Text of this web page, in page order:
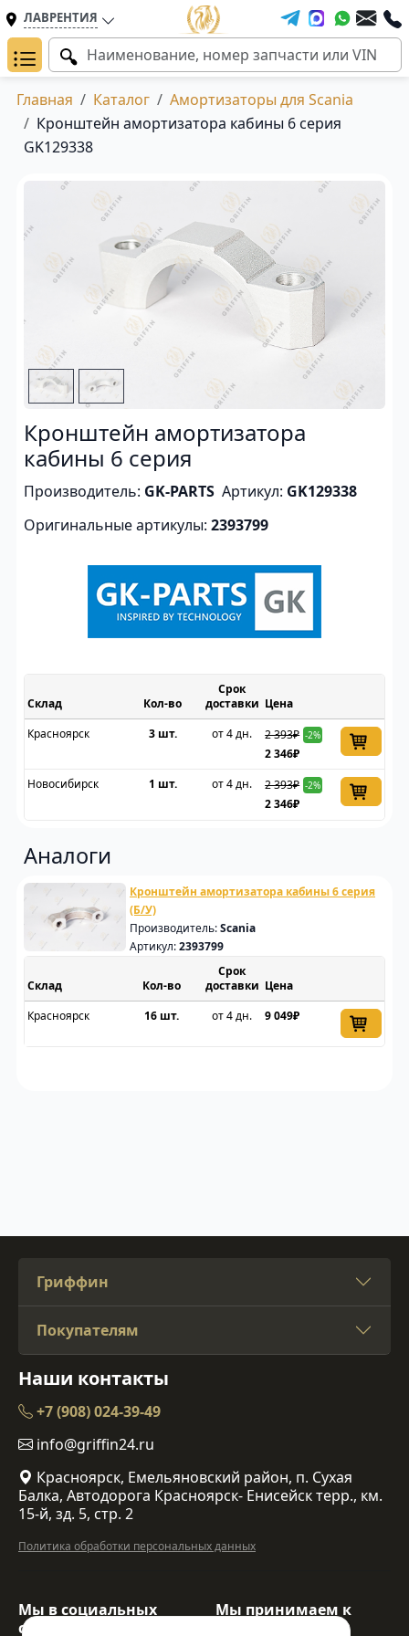
ЛАВРЕНТИЯ
Главная Каталог
Амортизаторы для Scania
Кронштейн амортизатора кабины 6 серия
GK129338
Кронштейн амортизатора
кабины 6 серия
Производитель: GK-PARTS Артикул: GK129338
Оригинальные артикулы: 2393799
Склад
Срок
доставки Цена
Красноярск
3 шт. от 4 дн. 2 393₽ -2%
2 346₽
Новосибирск
1 шт. от 4 дн. 2 393₽ -2%
2 346₽
Аналоги
Кронштейн амортизатора кабины 6 серия
(Б/У)
Производитель:Scania
Артикул:2393799
Склад
Срок
доставки Цена
Красноярск
16 шт. от 4 дн. 9 049₽
Гриффин
Покупателям
Наши контакты
+7 (908) 024-39-49
info@griffin24.ru
Красноярск, Емельяновский район, п. Сухая
Балка, Автодорога Красноярск- Енисейск терр., км.
15-й, зд. 5, стр. 2
Политика обработки персональных данных
Мы в социальных
сетях:
Мы принимаем к